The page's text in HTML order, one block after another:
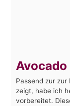
Avocado
Passend zur
zeigt, habe ich
vorbereitet.